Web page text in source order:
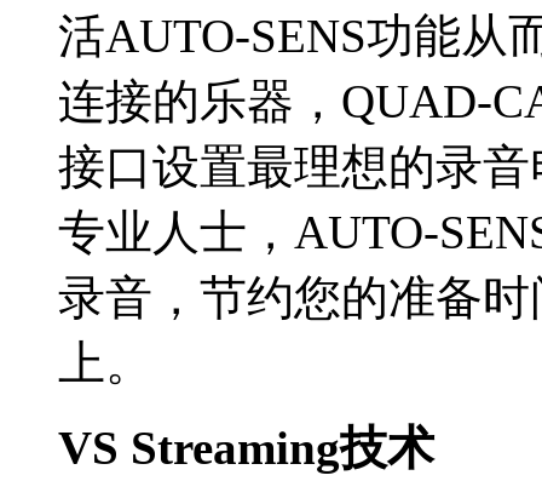
活AUTO-SENS功能从
连接的乐器，QUAD-
接口设置最理想的录
专业人士，AUTO-
录音，节约您的准备
上。
VS Streaming技术